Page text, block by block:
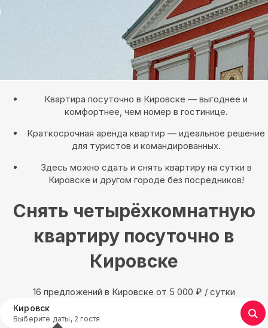
Квартира посуточно в Кировске — выгоднее и
комфортнее, чем номер в гостинице.
Краткосрочная аренда квартир — идеальное решение
для туристов и командированных.
Здесь можно сдать и снять квартиру на сутки в
Кировске и другом городе без посредников!
Снять четырёхкомнатную
квартиру посуточно в
Кировске
16 предложений в Кировске oт 5 000 ₽ / сутки
Кировск
Выберите даты, 2 гостя